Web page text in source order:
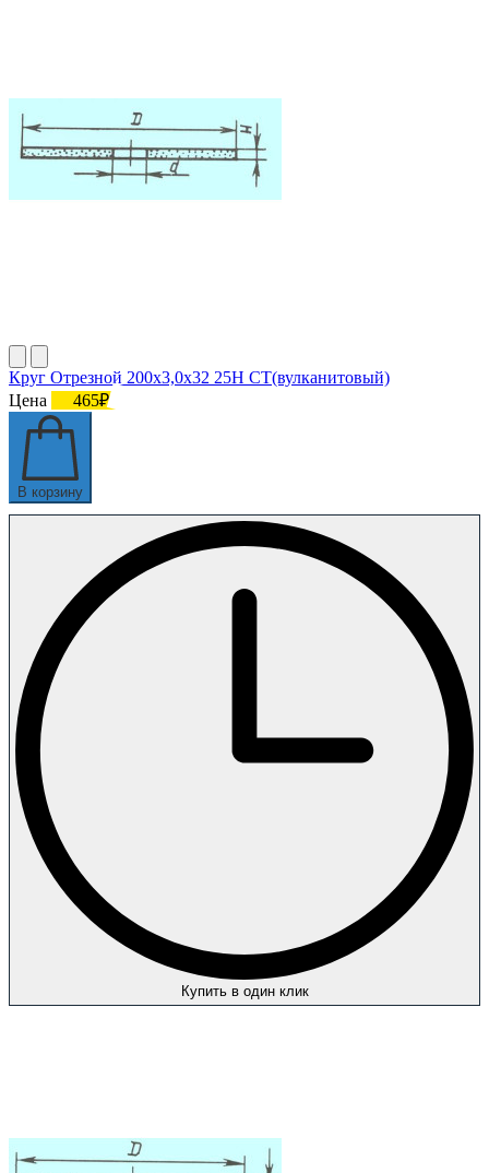
Круг Отрезной 200х3,0х32 25Н СТ(вулканитовый)
Цена
465₽
В корзину
Купить в один клик